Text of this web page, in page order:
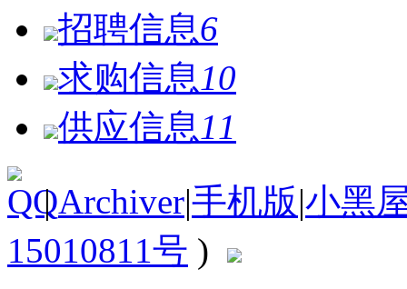
招聘信息6
求购信息 10
供应信息 11
| Archiver|手机版|小黑
15010811号 )